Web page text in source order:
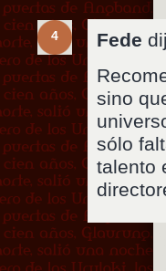
4 Fede
sino
sólo
talento